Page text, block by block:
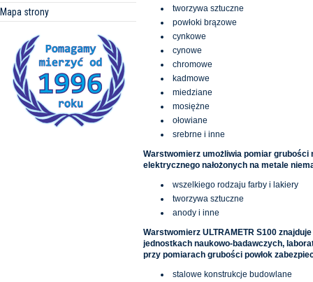
Mapa strony
tworzywa sztuczne
powłoki brązowe
cynkowe
cynowe
chromowe
kadmowe
miedziane
mosiężne
ołowiane
srebrne i inne
Warstwomierz umożliwia pomiar grubości
elektrycznego nałożonych na metale
wszelkiego rodzaju farby i lakiery
tworzywa sztuczne
anody i inne
Warstwomierz ULTRAMETR S100
jednostkach naukowo-badawczych,
przy pomiarach grubości powłok
stalowe konstrukcje budowlane